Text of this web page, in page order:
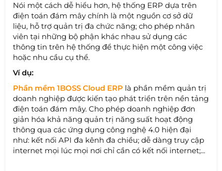
Nói một cách dễ hiểu hơn, hệ thống ERP dựa trên
điện toán đám mây chính là một nguồn cơ sở dữ
liệu, hỗ trợ quản trị đa chức năng; cho phép nhân
viên tại những bộ phận khác nhau sử dụng các
thông tin trên hệ thống để thực hiện một công việc
hoặc nhu cầu cụ thể.
Ví dụ:
Phần mềm 1BOSS Cloud ERP là phần mềm quản trị
doanh nghiệp được kiến tạo phát triển trên nền tảng
điện toán đám mây. Cho phép doanh nghiệp đơn
giản hóa khả năng quản trị năng suất hoạt động
thông qua các ứng dụng công nghệ 4.0 hiện đại
như: kết nối API đa kênh đa chiều; dễ dàng truy cập
internet mọi lúc mọi nơi chỉ cần có kết nối internet;...